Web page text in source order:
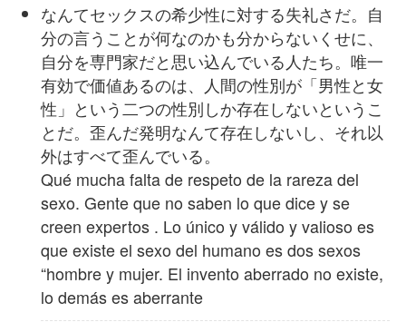
なんてセックスの希少性に対する失礼さだ。自
分の言うことが何なのかも分からないくせに、
自分を専門家だと思い込んでいる人たち。唯一
有効で価値あるのは、人間の性別が「男性と女
性」という二つの性別しか存在しないというこ
とだ。歪んだ発明なんて存在しないし、それ以
外はすべて歪んでいる。
Qué mucha falta de respeto de la rareza del
sexo. Gente que no saben lo que dice y se
creen expertos . Lo único y válido y valioso es
que existe el sexo del humano es dos sexos
“hombre y mujer. El invento aberrado no existe,
lo demás es aberrante